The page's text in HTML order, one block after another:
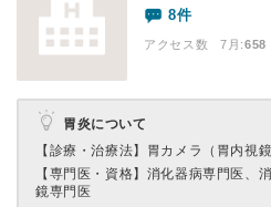
8件
アクセス数 7月:658
胃炎について
【診療・治療法】 胃カメラ（胃内視鏡
【専門医・資格】 消化器病専門医、
鏡専門医